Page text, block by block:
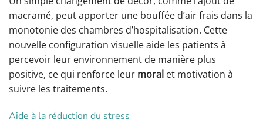
macramé, peut apporter une bouffée d’air frais dans la
monotonie des chambres d’hospitalisation. Cette
nouvelle configuration visuelle aide les patients à
percevoir leur environnement de manière plus
positive, ce qui renforce leur moral et motivation à
suivre les traitements.
Aide à la réduction du stress